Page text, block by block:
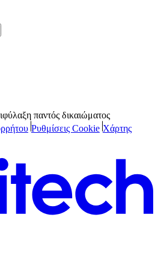
παντός δικαιώματος
Ρυθμίσεις Cookie Χάρτης